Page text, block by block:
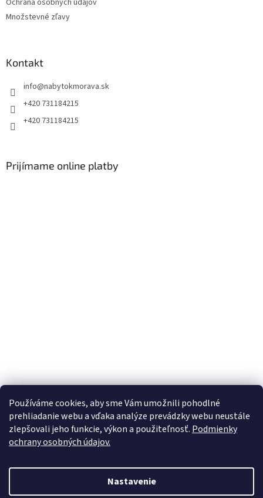
Používáme cookies, aby sme Vám umožnili pohodlné
prehliadanie webu a vďaka analýze prevádzky webu neustále
zlepšovali jeho funkcie, výkon a použiteľnosť. Podmienky
ochrany osobných údajov.
Nastavenie
Množstevné zľavy
Kontakt
info@nabytokmorava.sk
+420 731184215
+420 731184215
Prijímame online platby